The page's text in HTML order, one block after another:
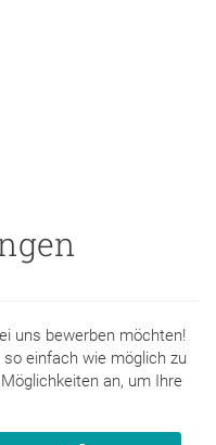
uns bewerben möchten!
einfach wie möglich zu
an, um Ihre